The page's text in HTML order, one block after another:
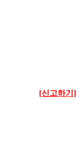
[신고하기]